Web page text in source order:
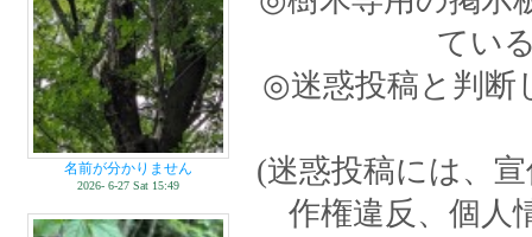
名前が分かりません
2026- 6-27 Sat 15:49
てい
◎迷惑投稿と判断
(迷惑投稿には、
作権違反、個人